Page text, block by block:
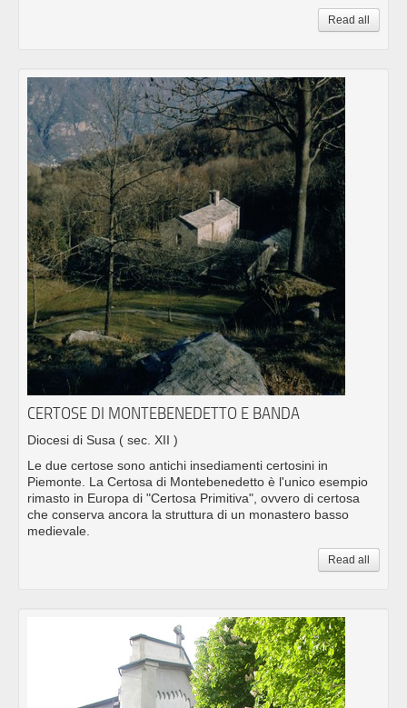
Read all
CERTOSE DI MONTEBENEDETTO E BANDA
Diocesi di Susa ( sec. XII )
Le due certose sono antichi insediamenti certosini in
Piemonte. La Certosa di Montebenedetto è l'unico esempio
rimasto in Europa di "Certosa Primitiva", ovvero di certosa
che conserva ancora la struttura di un monastero basso
medievale.
Read all